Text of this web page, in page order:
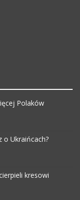
Polaków
o Ukraińcach?
kresowi